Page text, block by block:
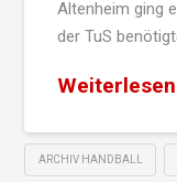
Altenheim ging
der TuS
Weiterlesen
ARCHIV HANDBALL